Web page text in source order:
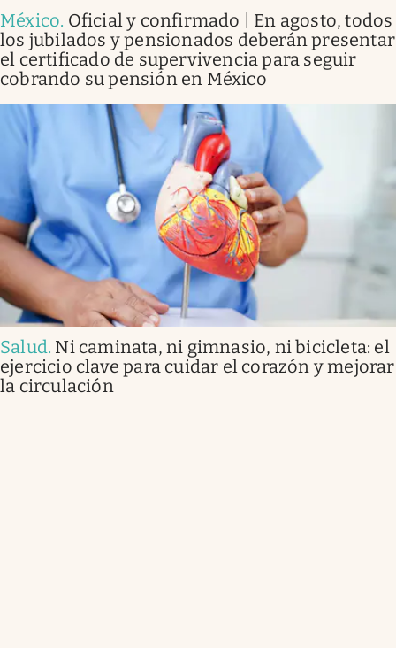
México. Oficial y confirmado | En agosto, todos
los jubilados y pensionados deberán presentar
el certificado de supervivencia para seguir
cobrando su pensión en México
Salud. Ni caminata, ni gimnasio, ni bicicleta: el
ejercicio clave para cuidar el corazón y mejorar
la circulación